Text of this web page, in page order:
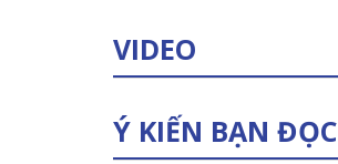
VIDEO
Ý KIẾN BẠN ĐỌC